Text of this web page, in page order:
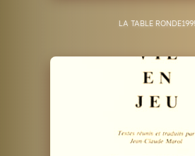
LA TABLE RONDE